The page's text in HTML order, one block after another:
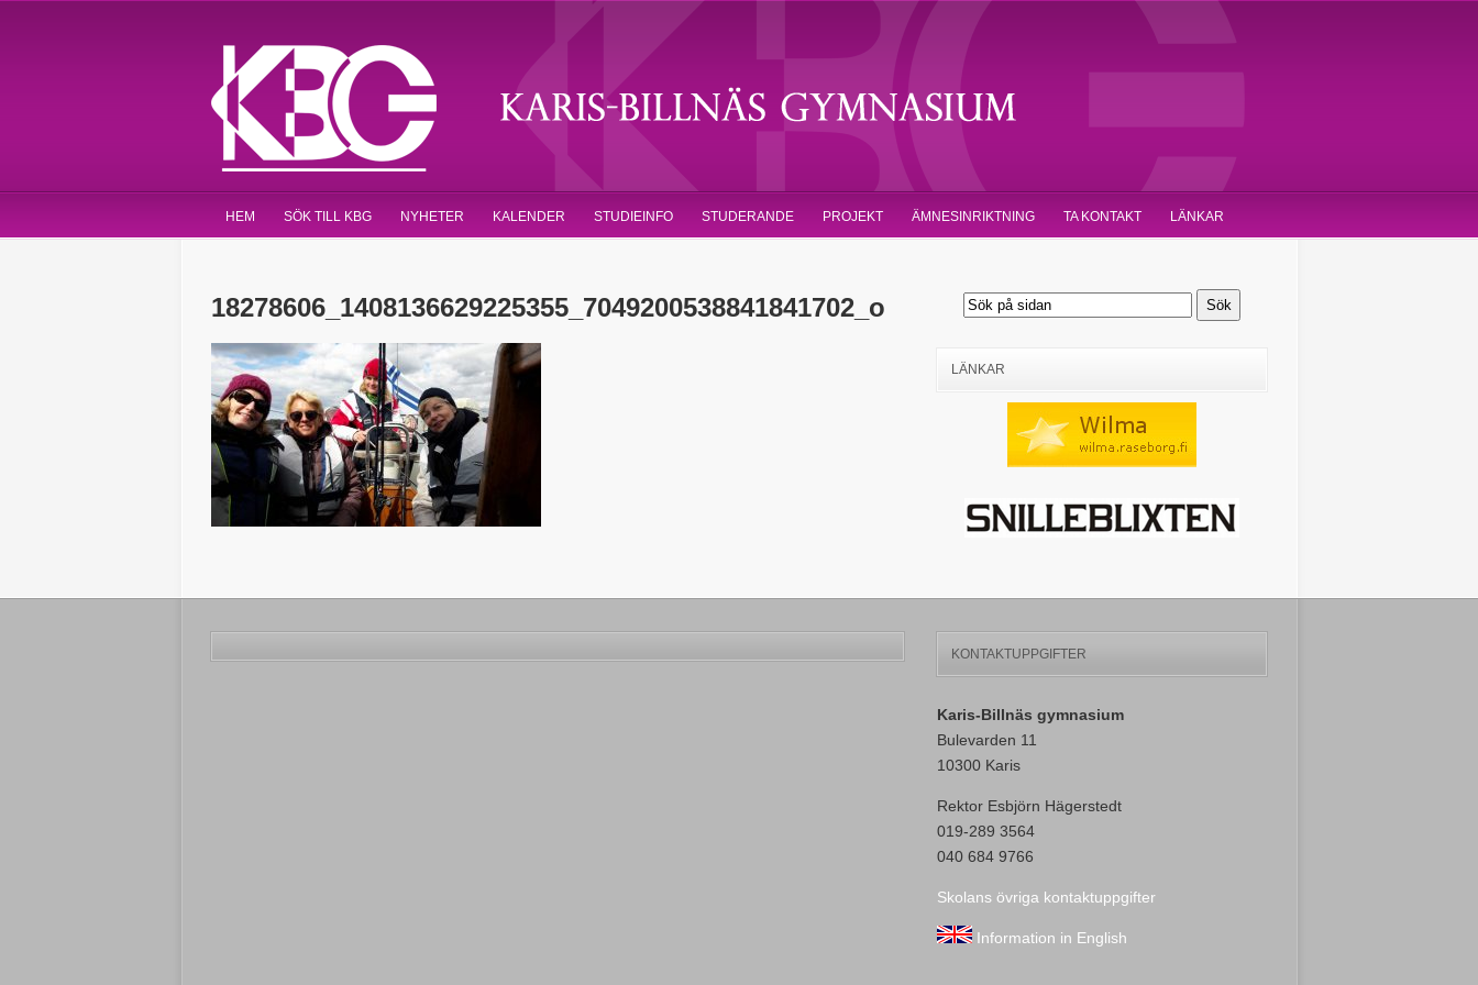
HEM SÖK TILL KBG NYHETER KALENDER STUDIEINFO STUDERANDE PROJEKT ÄMNESINRIKTNING TA KONTAKT LÄNKAR
18278606_1408136629225355_7049200538841841702_o
LÄNKAR
KONTAKTUPPGIFTER
Karis-Billnäs gymnasium
Bulevarden 11
10300 Karis
Rektor Esbjörn Hägerstedt
019-289 3564
040 684 9766
Skolans övriga kontaktuppgifter
Information in English